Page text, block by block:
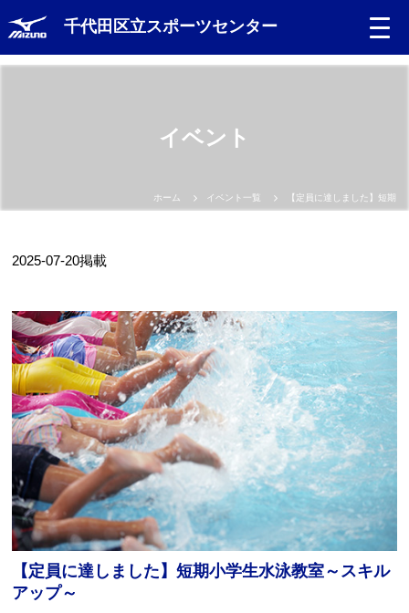
千代田区立スポーツセンター
日本語
한글
Portugues
お問合せフォーム
イベント
ホーム イベント一覧 【定員に達しました】短期
2025-07-20掲載
【定員に達しました】短期小学生水泳教室～スキル
アップ～